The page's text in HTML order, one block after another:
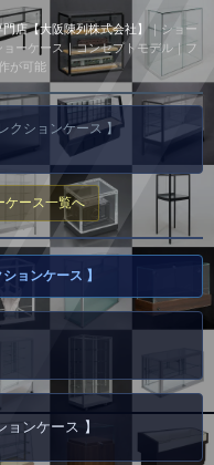
店【大阪陳列株式会社】｜ショー
ーケース｜コンセプトモデル｜フ
が可能
クションケース 】
ケース一覧へ
ョンケース 】
ンケース 】